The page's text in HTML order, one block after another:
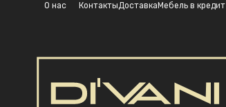
О нас КонтактыДоставка Мебель в кредит